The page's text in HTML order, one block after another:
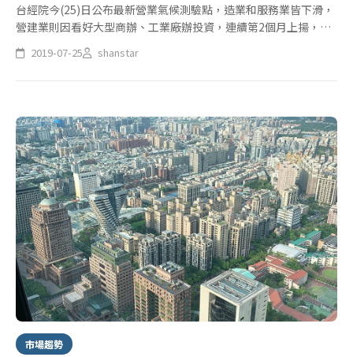
台經院今(25)日公布最新營業氣候測驗點，造業和服務業皆下滑，
營建業則因看好大型商辦、工業廠辦投資，連續第2個月上揚，並
創近 10 個月高點。台經院指出，儘管台灣上半年外貿表現疲弱，
但內需仍有所支撐，預期下半年景氣將逐漸回溫，經濟成長率保
2019-07-25 shanstar
市場趨勢